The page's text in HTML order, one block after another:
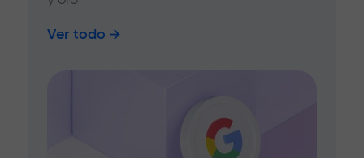
Ver todo